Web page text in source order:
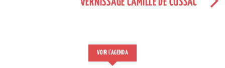
VERNISSAGE CAMILLE DE CUSSAC
VOIR L'AGENDA